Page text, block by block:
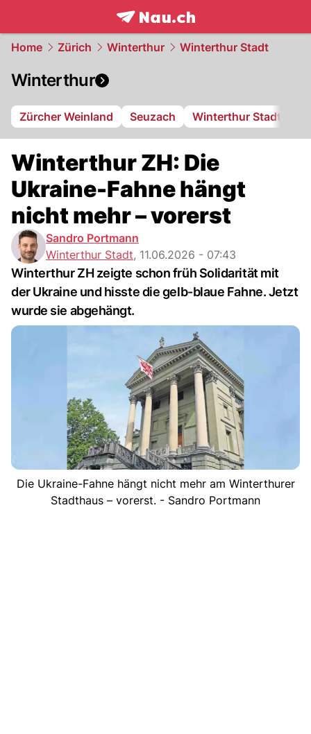
frontpage.NAU.ch
Home Zürich Winterthur Winterthur Stadt
Winterthur
Zürcher Weinland Seuzach Winterthur Stadt
Winterthur ZH: Die
Ukraine-Fahne hängt
nicht mehr – vorerst
Sandro Portmann
Winterthur Stadt, 11.06.2026 - 07:43
Winterthur ZH zeigte schon früh Solidarität mit
der Ukraine und hisste die gelb-blaue Fahne. Jetzt
wurde sie abgehängt.
Die Ukraine-Fahne hängt nicht mehr am Winterthurer
Stadthaus – vorerst. - Sandro Portmann